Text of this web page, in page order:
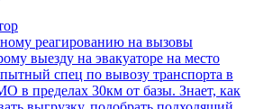
реагированию на вызовы
выезду на эвакуаторе на место
спец по вывозу транспорта в
в пределах 30км от базы. Знает, как